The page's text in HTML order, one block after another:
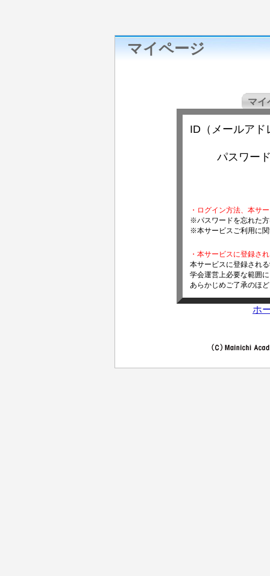
マイページ
マイ
ID（メールアド
パスワー
・ログイン方法、本サ
※パスワードを忘れた
※本サービスご利用に
・本サービスに登録さ
本サービスに登録され
学会運営上必要な範囲
あらかじめご了承のほ
ホ